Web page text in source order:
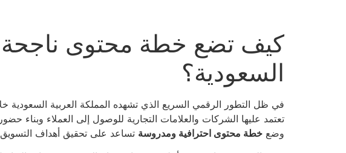
كيف تضع خطة محتوى ناجحة
السعودية؟
في ظل التطور الرقمي السريع الذي تشهده المملكة العربية السعودية
تعتمد عليها الشركات والعلامات التجارية للوصول إلى العملاء
وضع خطة محتوى احترافية ومدروسة تساعد على تحقيق أهداف التسويق